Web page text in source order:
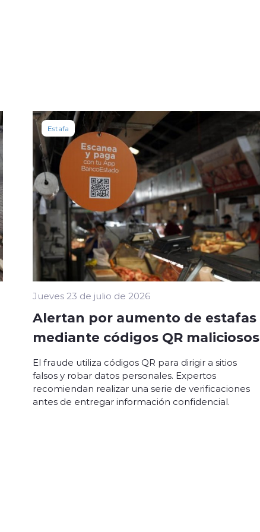
Estafa
Jueves 23 de julio de 2026
Alertan por aumento de estafas
mediante códigos QR maliciosos
El fraude utiliza códigos QR para dirigir a sitios
falsos y robar datos personales. Expertos
recomiendan realizar una serie de verificaciones
antes de entregar información confidencial.